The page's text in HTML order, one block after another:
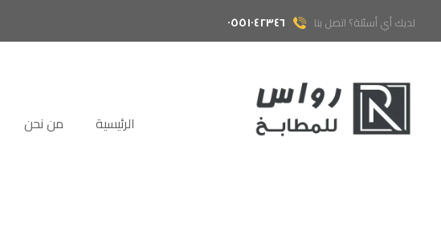
لديك أي أسئلة؟ اتصل بنا ٠٥٥١٠٤٢٣٤٦
الرئيسية من نحن